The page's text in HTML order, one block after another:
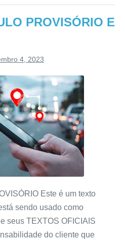
PROVISÓRIO E
4, 2023
Este é um texto
sendo usado como
seus TEXTOS OFICIAIS
do cliente que